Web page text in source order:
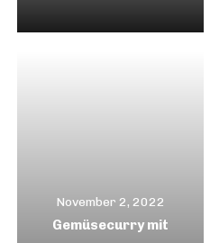
November 2, 2022
Gemüsecurry mit